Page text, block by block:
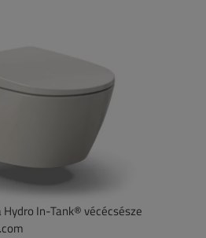
In-Tank® vécécsésze